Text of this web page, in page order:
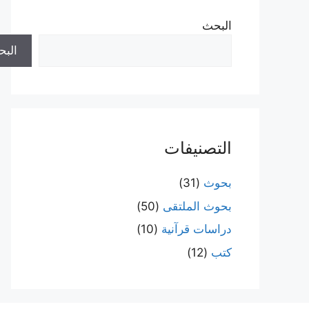
البحث
التصنيفات
بحوث (31)
بحوث الملتقى (50)
دراسات قرآنية (10)
كتب (12)